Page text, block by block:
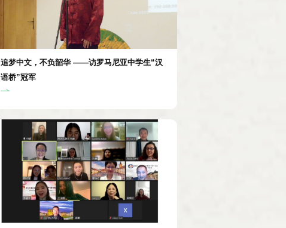
追梦中文，不负韶华 ——访罗马尼亚中学生“汉
语桥”冠军